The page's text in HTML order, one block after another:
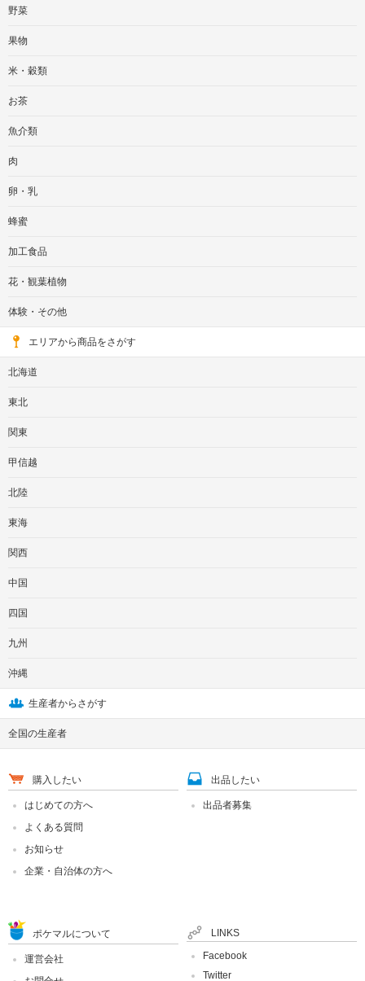
野菜
果物
米・穀類
お茶
魚介類
肉
卵・乳
蜂蜜
加工食品
花・観葉植物
体験・その他
エリアから商品をさがす
北海道
東北
関東
甲信越
北陸
東海
関西
中国
四国
九州
沖縄
生産者からさがす
全国の生産者
購入したい
はじめての方へ
よくある質問
お知らせ
企業・自治体の方へ
出品したい
出品者募集
ポケマルについて
運営会社
LINKS
Facebook
Twitter